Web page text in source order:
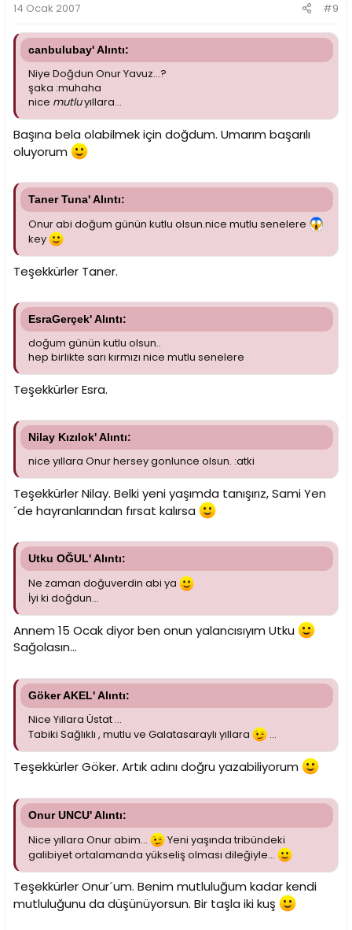
14 Ocak 2007 #9
canbulubay' Alıntı:
Niye Doğdun Onur Yavuz...?
şaka :muhaha
nice mutluyıllara...
Başına bela olabilmek için doğdum. Umarım başarılı
oluyorum
Taner Tuna' Alıntı:
Onur abi doğum günün kutlu olsun.nice mutlu senelere
key
Teşekkürler Taner.
EsraGerçek' Alıntı:
doğum günün kutlu olsun..
hep birlikte sarı kırmızı nice mutlu senelere
Teşekkürler Esra.
Nilay Kızılok' Alıntı:
nice yıllara Onur hersey gonlunce olsun. :atki
Teşekkürler Nilay. Belki yeni yaşımda tanışırız, Sami Yen
´de hayranlarından fırsat kalırsa
Utku OĞUL' Alıntı:
Ne zaman doğuverdin abi ya
İyi ki doğdun...
Annem 15 Ocak diyor ben onun yalancısıyım Utku
Sağolasın...
Göker AKEL' Alıntı:
Nice Yıllara Üstat ...
Tabiki Sağlıklı , mutlu ve Galatasaraylı yıllara
...
Teşekkürler Göker. Artık adını doğru yazabiliyorum
Onur UNCU' Alıntı:
Nice yıllara Onur abim...
Yeni yaşında tribündeki
galibiyet ortalamanda yükseliş olması dileğiyle...
Teşekkürler Onur´um. Benim mutluluğum kadar kendi
mutluluğunu da düşünüyorsun. Bir taşla iki kuş